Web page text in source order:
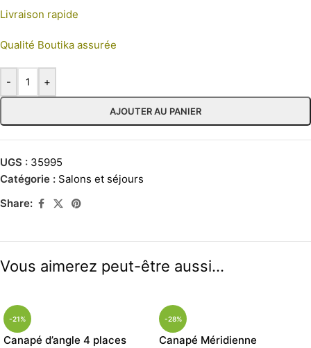
Livraison rapide
Qualité Boutika assurée
- +
AJOUTER AU PANIER
UGS : 35995
Catégorie : Salons et séjours
Share:
Vous aimerez peut-être aussi…
-21%
Canapé d’angle 4 places
-28%
Canapé Méridienne